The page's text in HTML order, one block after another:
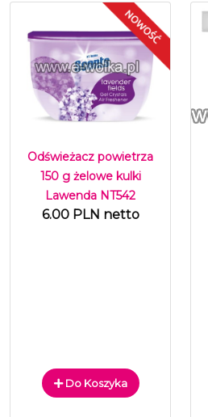
Odświeżacz powietrza
150 g żelowe kulki
Lawenda NT542
6.00 PLN netto
Do Koszyka